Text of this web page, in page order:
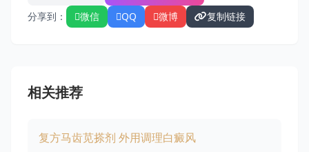
分享到： 微信 QQ 微博 复制链接
相关推荐
复方马齿苋搽剂 外用调理白癜风